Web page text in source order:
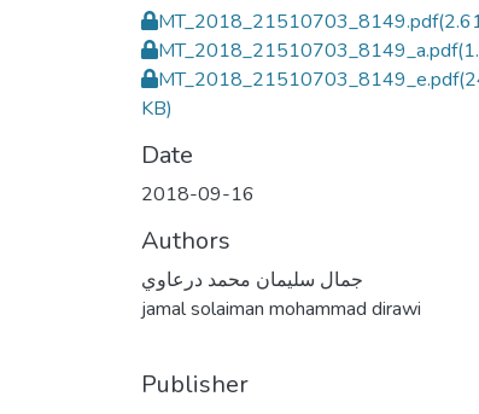
MT_2018_21510703_8149.pdf
MT_2018_21510703_8149_a.pdf
MT_2018_21510703_8149_e.pdf
KB)
Date
2018-09-16
Authors
جمال سليمان محمد درعاوي
jamal solaiman mohammad dirawi
Publisher